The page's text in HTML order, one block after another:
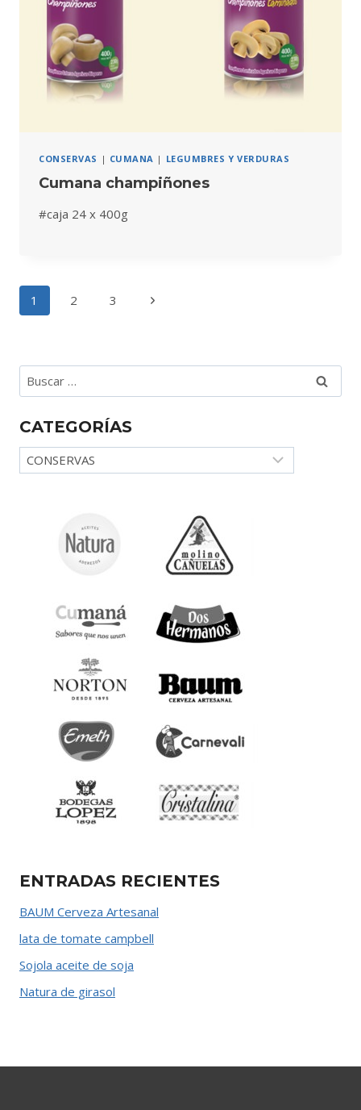
CONSERVAS | CUMANA | LEGUMBRES Y VERDURAS
Cumana champiñones
#caja 24 x 400g
Navegación
de
1 2 3
Siguiente
Buscar:
CATEGORÍAS
Categorías
ENTRADAS RECIENTES
BAUM Cerveza Artesanal
lata de tomate campbell
Sojola aceite de soja
Natura de girasol